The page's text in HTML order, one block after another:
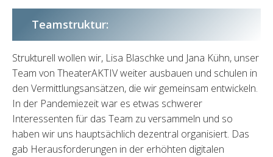
Teamstruktur:
Strukturell wollen wir, Lisa Blaschke und Jana Kühn, unser
Team von TheaterAKTIV weiter ausbauen und schulen in
den Vermittlungsansätzen, die wir gemeinsam entwickeln.
In der Pandemiezeit war es etwas schwerer
Interessenten für das Team zu versammeln und so
haben wir uns hauptsächlich dezentral organisiert. Das
gab Herausforderungen in der erhöhten digitalen